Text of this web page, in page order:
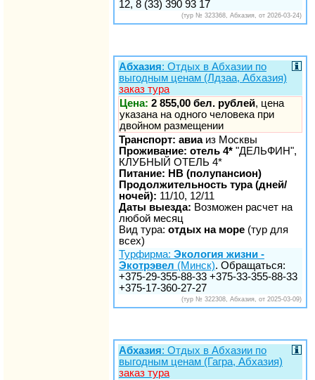
12, 8 (33) 390 93 17
(тур № 323368, Абхазия, от 2026-03-24)
Абхазия: Отдых в Абхазии по
выгодным ценам (Лдзаа, Абхазия)
заказ тура
Цена: 2 855,00 бел. рублей, цена
указана на одного человека при
двойном размещении
Транспорт: авиаиз Москвы
Проживание: отель 4* "ДЕЛЬФИН",
КЛУБНЫЙ ОТЕЛЬ 4*
Питание: HB (полупансион)
Продолжительность тура (дней/
ночей): 11/10, 12/11
Даты выезда: Возможен расчет на
любой месяц
Вид тура: отдых на море (тур для
всех)
Турфирма: Экология жизни -
Экотрэвел (Минск). Обращаться:
+375-29-355-88-33 +375-33-355-88-33
+375-17-360-27-27
(тур № 322308, Абхазия, от 2025-03-09)
Абхазия: Отдых в Абхазии по
выгодным ценам (Гагра, Абхазия)
заказ тура